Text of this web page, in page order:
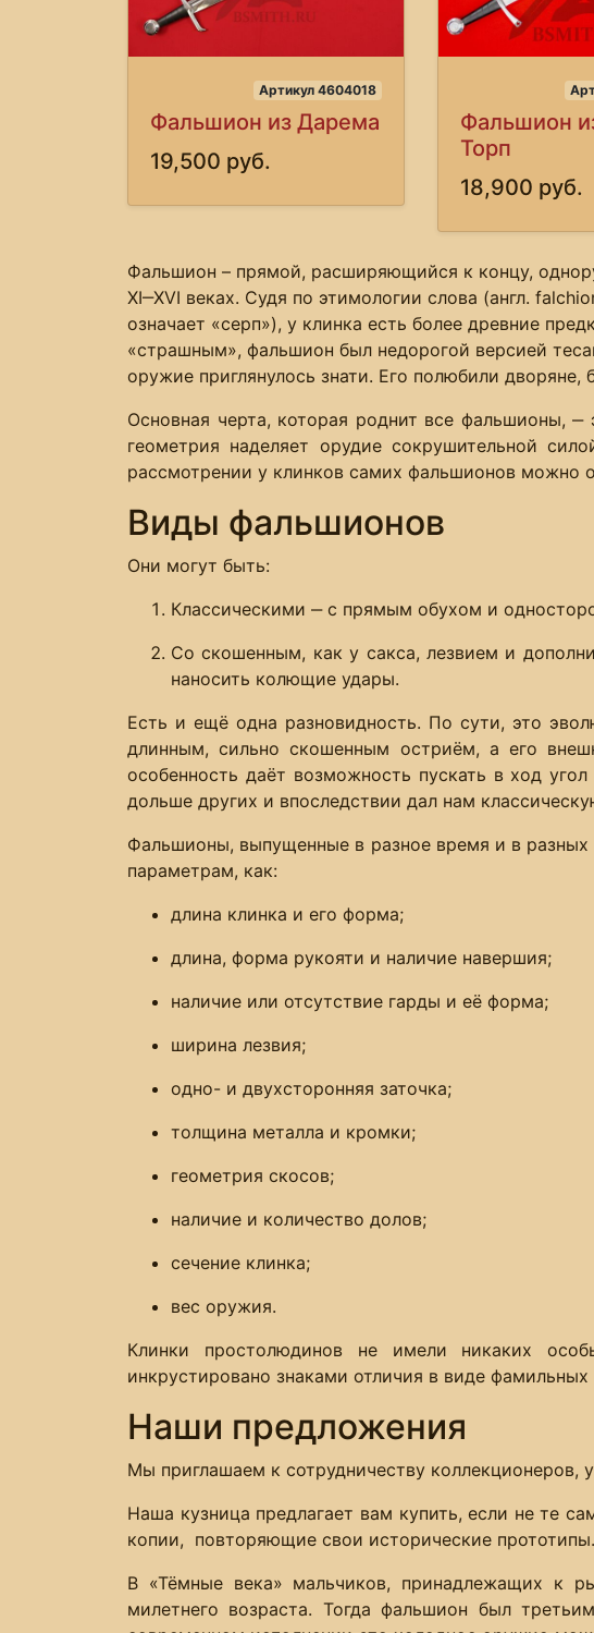
Артикул 4604018
Фальшион из Дарема
19,500 руб.
Фальшион
Торп
18,900 руб.
Фальшион – прямой, расширяющийся к концу,
XI‒XVI веках. Судя по этимологии слова (англ.
означает «серп»), у клинка есть более древние
«страшным», фальшион был недорогой версией
оружие приглянулось знати. Его полюбили
Основная черта, которая роднит все фальшионы,
геометрия наделяет орудие сокрушительной
рассмотрении у клинков самих фальшионов можно
Виды фальшионов
Они могут быть:
Классическими ‒ с прямым обухом и
Со скошенным, как у сакса, лезвием и
наносить колющие удары.
Есть и ещё одна разновидность. По сути, это
длинным, сильно скошенным остриём, а его
особенность даёт возможность пускать в ход
дольше других и впоследствии дал нам
Фальшионы, выпущенные в разное время и в разных
параметрам, как:
длина клинка и его форма;
длина, форма рукояти и наличие навершия;
наличие или отсутствие гарды и её форма;
ширина лезвия;
одно- и двухсторонняя заточка;
толщина металла и кромки;
геометрия скосов;
наличие и количество долов;
сечение клинка;
вес оружия.
Клинки простолюдинов не имели никаких
инкрустировано знаками отличия в виде фамильных
Наши предложения
Мы приглашаем к сотрудничеству
Наша кузница предлагает вам купить, если не те
копии, повторяющие свои исторические прототипы.
В «Тёмные века» мальчиков, принадлежащих к
милетнего возраста. Тогда фальшион был